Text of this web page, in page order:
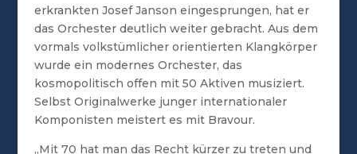
erkrankten Josef Janson eingesprungen, hat er
das Orchester deutlich weiter gebracht. Aus dem
vormals volkstümlicher orientierten Klangkörper
wurde ein modernes Orchester, das
kosmopolitisch offen mit 50 Aktiven musiziert.
Selbst Originalwerke junger internationaler
Komponisten meistert es mit Bravour.
„Mit 70 hat man das Recht kürzer zu treten und